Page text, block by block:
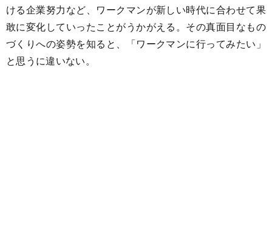
ける企業努力など、ワークマンが新しい時代に合わせて果
敢に変化していったことがうかがえる。その真面目なもの
づくりへの姿勢を知ると、「ワークマンに行ってみたい」
と思うに違いない。